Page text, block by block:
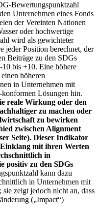
Bewertungspunktzahl
Unternehmen eines Fonds
der Vereinten Nationen
oder hochwertige
wird als gewichteter
jeder Position berechnet, der
Beiträge zu den SDGs
bis +10. Eine höhere
höheren
in Unternehmen mit
Lösungen hin.
reale Wirkung oder den
zu machen oder
zu bewirken
zwischen Alignment
Seite). Dieser Indikator
mit ihren Werten
in
positiv zu den SDGs
kann dazu
in Unternehmen mit
zeigt jedoch nicht an, dass
(„Impact“)